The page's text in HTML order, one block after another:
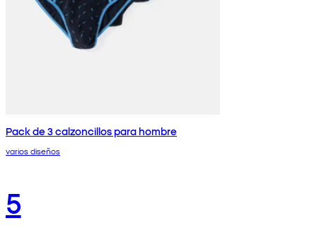
Pack de 3 calzoncillos para hombre
varios diseños
5